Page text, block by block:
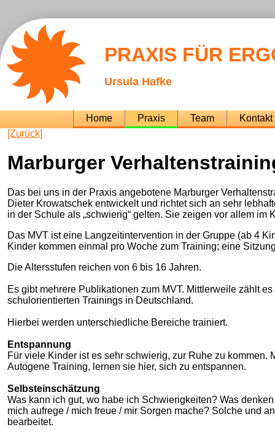
PRAXIS FÜR
Ursula Hafke
überspringen
Home Praxis Team
Kontakt
[Zurück]
Marburger
Das bei uns in der Praxis angebotene Marburger
Dieter Krowatschek entwickelt und richtet sich an sehr
in der Schule als „schwierig“ gelten. Sie zeigen vor allem im
Das MVT ist eine Langzeitintervention in der Gruppe (ab 4
Kinder kommen einmal pro Woche zum Training; eine
Die Altersstufen reichen von 6 bis 16 Jahren.
Es gibt mehrere Publikationen zum MVT. Mittlerweile zählt
schulorientierten Trainings in Deutschland.
Hierbei werden unterschiedliche Bereiche trainiert.
Entspannung
Für viele Kinder ist es sehr schwierig, zur Ruhe zu
Autogene Training, lernen sie hier, sich zu entspannen.
Selbsteinschätzung
Was kann ich gut, wo habe ich Schwierigkeiten? Was
mich aufrege / mich freue / mir Sorgen mache? Solche und
bearbeitet.